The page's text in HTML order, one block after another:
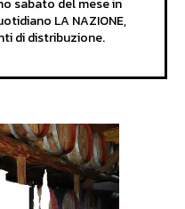
LA NAZIONE,
di distribuzione.